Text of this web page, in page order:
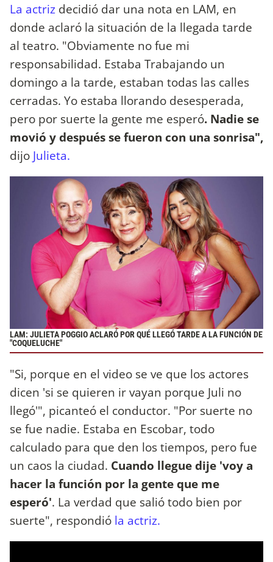
La actriz decidió dar una nota en LAM, en
donde aclaró la situación de la llegada tarde
al teatro. "Obviamente no fue mi
responsabilidad. Estaba Trabajando un
domingo a la tarde, estaban todas las calles
cerradas. Yo estaba llorando desesperada,
pero por suerte la gente me esperó. Nadie se
movió y después se fueron con una sonrisa",
dijo Julieta.
LAM: JULIETA POGGIO ACLARÓ POR QUÉ LLEGÓ TARDE A LA FUNCIÓN DE
"COQUELUCHE"
"Si, porque en el video se ve que los actores
dicen 'si se quieren ir vayan porque Juli no
llegó'", picanteó el conductor. "Por suerte no
se fue nadie. Estaba en Escobar, todo
calculado para que den los tiempos, pero fue
un caos la ciudad. Cuando llegue dije 'voy a
hacer la función por la gente que me
esperó'. La verdad que salió todo bien por
suerte", respondió la actriz.